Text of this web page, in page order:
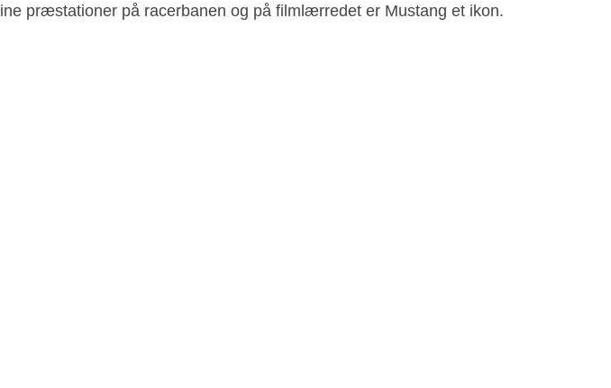
præstationer på racerbanen og på filmlærredet er Mustang et ikon.